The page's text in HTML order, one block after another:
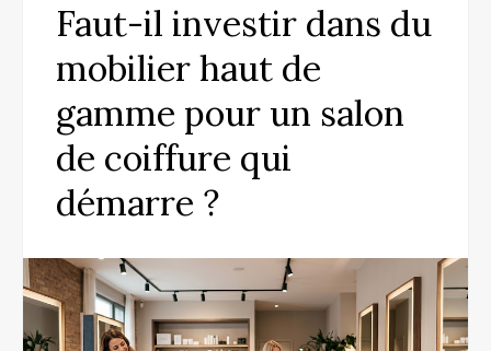
Faut-il investir dans du
mobilier haut de
gamme pour un salon
de coiffure qui
démarre ?